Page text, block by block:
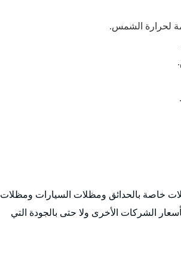
لحرارة الشمس.
خاصة بالحدائق ومظلات السيارات ومظلات
الشركات الأخرى ولا حتى بالجودة التي